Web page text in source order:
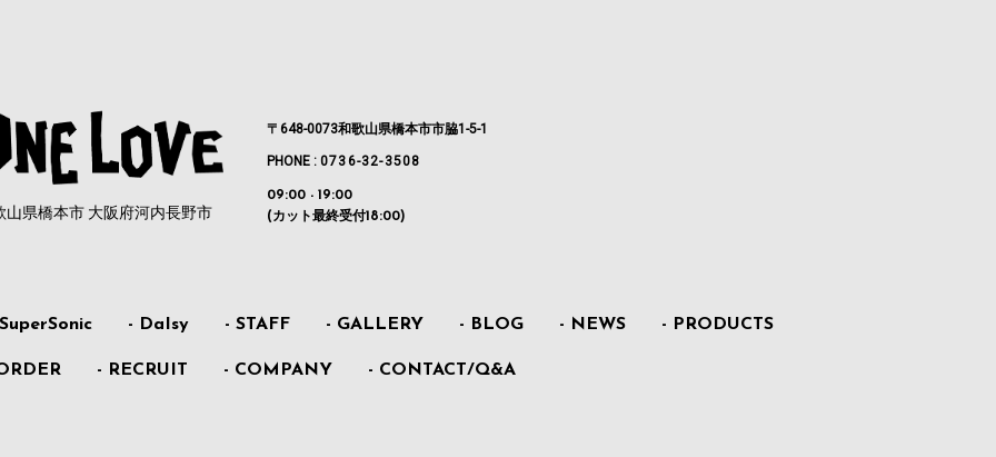
山県橋本市 大阪府河内長野市
〒648-0073和歌山県橋本市市脇1-5-1
PHONE : 0736-32-3508
09:00 - 19:00
(カット最終受付18:00)
- DaIsy - STAFF - GALLERY - BLOG - NEWS - PRODUCTS
- RECRUIT - COMPANY - CONTACT/Q&A